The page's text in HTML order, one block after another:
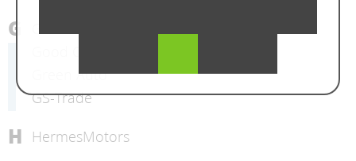
G
Green Auto
GS-Trade
H HermesMotors